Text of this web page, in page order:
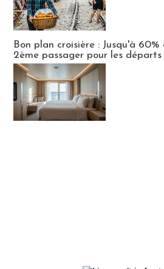
Bon plan croisière : Jusqu'à
2ème passager pour les